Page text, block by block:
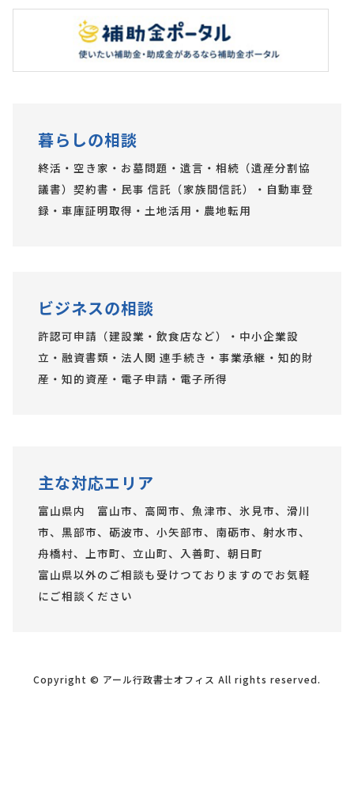
暮らしの相談
終活・空き家・お墓問題・遺言・相続（遺産分割協
議書）契約書・民事 信託（家族間信託）・自動車登
録・車庫証明取得・土地活用・農地転用
ビジネスの相談
許認可申請（建設業・飲食店など）・中小企業設
立・融資書類・法人関 連手続き・事業承継・知的財
産・知的資産・電子申請・電子所得
主な対応エリア
富山県内 富山市、高岡市、魚津市、氷見市、滑川
市、黒部市、砺波市、小矢部市、南砺市、射水市、
舟橋村、上市町、立山町、入善町、朝日町
富山県以外のご相談も受けつておりますのでお気軽
にご相談ください
Copyright © アール行政書士オフィス All rights reserved.